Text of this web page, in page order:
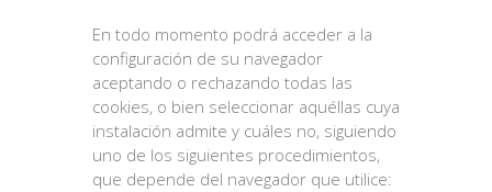
En todo momento podrá acceder a la
configuración de su navegador
aceptando o rechazando todas las
cookies, o bien seleccionar aquéllas cuya
instalación admite y cuáles no, siguiendo
uno de los siguientes procedimientos,
que depende del navegador que utilice: